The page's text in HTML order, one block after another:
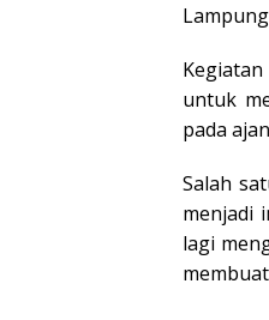
untuk
pada
Salah
menjadi
lagi